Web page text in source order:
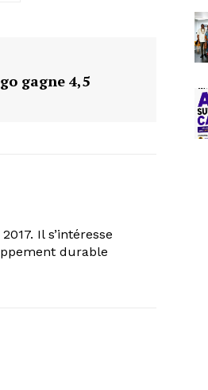
gagne 4,5
Il s’intéresse
durable